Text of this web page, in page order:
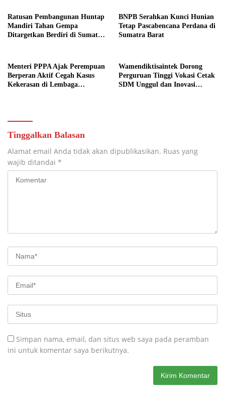
Ratusan Pembangunan Huntap
Mandiri Tahan Gempa
Ditargetkan Berdiri di Sumatra
BNPB Serahkan Kunci Hunian
Tetap Pascabencana Perdana di
Sumatra Barat
Menteri PPPA Ajak Perempuan
Berperan Aktif Cegah Kasus
Kekerasan di Lembaga
Wamendiktisaintek Dorong
Perguruan Tinggi Vokasi Cetak
SDM Unggul dan Inovasi
Tinggalkan Balasan
Alamat email Anda tidak akan dipublikasikan. Ruas yang
wajib ditandai *
Simpan nama, email, dan situs web saya pada peramban
ini untuk komentar saya berikutnya.